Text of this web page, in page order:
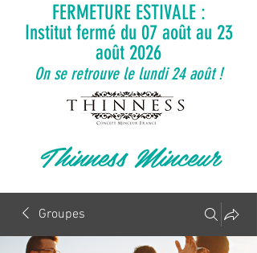
FERMETURE ESTIVALE :
Institut fermé du 07 août au 23
août 2026
On se retrouve le lundi 24 août !
Thinness Minceur
Groupes